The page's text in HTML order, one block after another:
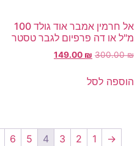
אל חרמין אמבר אוד גולד 100
מ"ל או דה פרפיום לגבר טסטר
300.00₪
149.00 ₪
הוספה לסל
→
1
2
3
4
5
6